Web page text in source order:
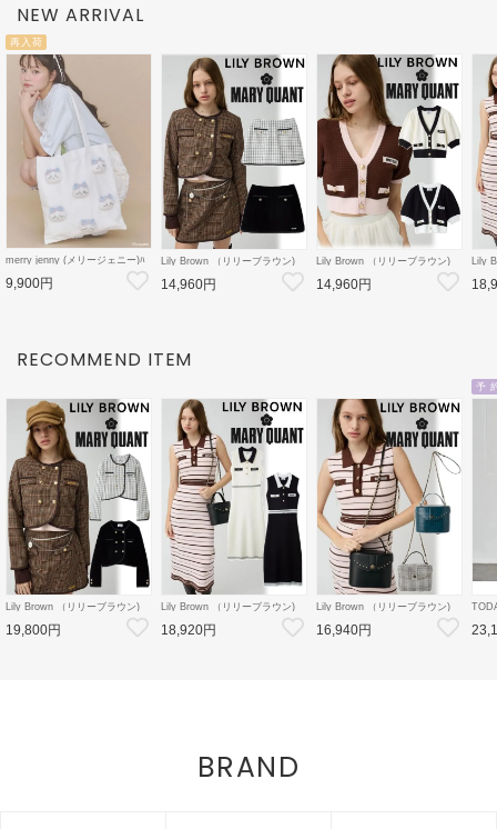
NEW ARRIVAL
再入荷
merry jenny (メリージェニー)ﾊ
【2826419012】トートバッグ
【ちいかわコラボ】
9,900円
Lily Brown （リリーブラウン)
【LB×MARY QUANT】ミニス
カート 26秋冬
【LWFS264101】フレアスカー
14,960円
Lily Brown （リリーブラウン)
【LB×MARY QUANT】ニット
カーディガン 26秋冬
【LWND264109】カーディガン
14,960円
Lily
ット
【
RECOMMEND ITEM
Lily Brown （リリーブラウン)
【LB×MARY QUANT】ダブル
ボタンジャケット 26秋冬
【LWFJ264100】ジャケット
19,800円
Lily Brown （リリーブラウン)
【LB×MARY QUANT】ポロニ
ットワンピース 26秋冬
【LWNO264110】フレアワンピ
18,920円
Lily Brown （リリーブラウン)
【LB×MARY QUANT】スタッ
ズバニティバッグ 26秋冬
【LWGB264343】ハンド・ショ
16,940円
予
26秋
BRAND